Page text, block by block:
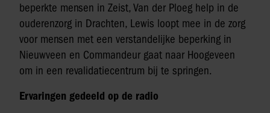
beperkte mensen in Zeist, Van der Ploeg help in de
ouderenzorg in Drachten, Lewis loopt mee in de zorg
voor mensen met een verstandelijke beperking in
Nieuwveen en Commandeur gaat naar Hoogeveen
om in een revalidatiecentrum bij te springen.
Ervaringen gedeeld op de radio